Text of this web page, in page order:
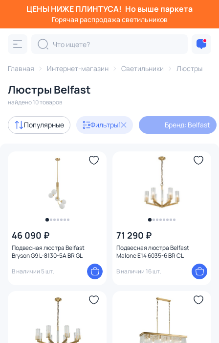
ЦЕНЫ НИЖЕ ПЛИНТУСА! Но выше паркета
Горячая распродажа светильников
Главная Интернет-магазин Светильники Люстры
Люстры Belfast
найдено 10 товаров
Популярные Фильтры1 Бренд: Belfast
46 090 ₽
Подвесная люстра Belfast
Bryson G9 L-8130-5A BR GL
В наличии 5 шт.
71 290 ₽
Подвесная люстра Belfast
Malone E14 6035-6 BR CL
В наличии 16 шт.
Фильтры
Категория:
подвесные потолочные
В наличии 10
Стиль
Цвет плафона
Высота (мм)
Ширина (мм)